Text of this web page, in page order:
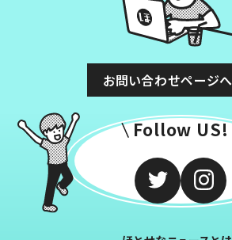
お問い合わせページへ
Follow US!